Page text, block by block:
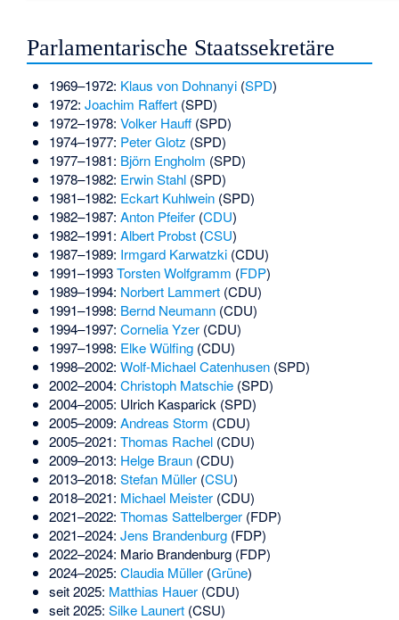
Parlamentarische Staatssekretäre
1969–1972: Klaus von Dohnanyi(SPD)
1972: Joachim Raffert(SPD)
1972–1978: Volker Hauff(SPD)
1974–1977: Peter Glotz (SPD)
1977–1981: Björn Engholm (SPD)
1978–1982: Erwin Stahl(SPD)
1981–1982: Eckart Kuhlwein(SPD)
1982–1987: Anton Pfeifer(CDU)
1982–1991: Albert Probst(CSU)
1987–1989: Irmgard Karwatzki(CDU)
1991–1993Torsten Wolfgramm (FDP)
1989–1994: Norbert Lammert(CDU)
1991–1998: Bernd Neumann(CDU)
1994–1997: Cornelia Yzer(CDU)
1997–1998: Elke Wülfing(CDU)
1998–2002: Wolf-Michael Catenhusen(SPD)
2002–2004: Christoph Matschie(SPD)
2004–2005: Ulrich Kasparick (SPD)
2005–2009: Andreas Storm (CDU)
2005–2021: Thomas Rachel(CDU)
2009–2013: Helge Braun(CDU)
2013–2018: Stefan Müller(CSU)
2018–2021: Michael Meister(CDU)
2021–2022: Thomas Sattelberger(FDP)
2021–2024: Jens Brandenburg(FDP)
2022–2024: Mario Brandenburg(FDP)
2024–2025: Claudia Müller(Grüne)
seit 2025: Matthias Hauer(CDU)
seit 2025: Silke Launert(CSU)